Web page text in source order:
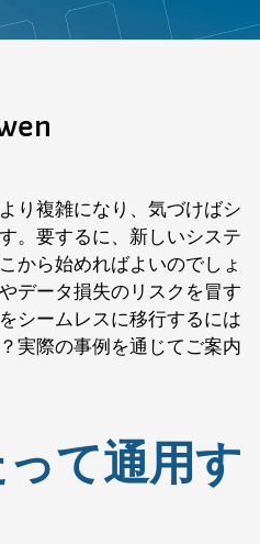
り複雑になり、気づけばシ
。要するに、新しいシステ
から始めればよいのでしょ
データ損失のリスクを冒す
シームレスに移行するには
実際の事例を通じてご案内
て通用す